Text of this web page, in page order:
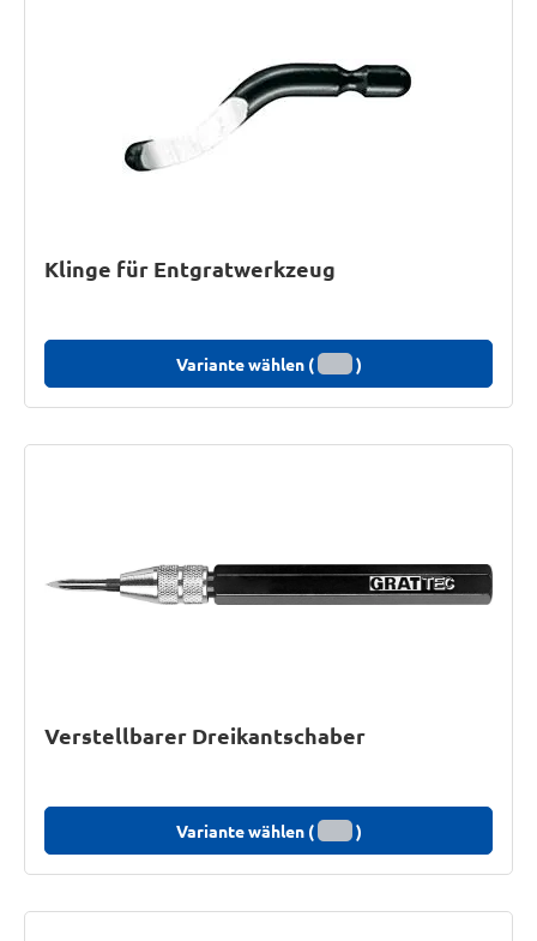
Klinge für Entgratwerkzeug
Variante wählen ( )
Verstellbarer Dreikantschaber
Variante wählen ( )